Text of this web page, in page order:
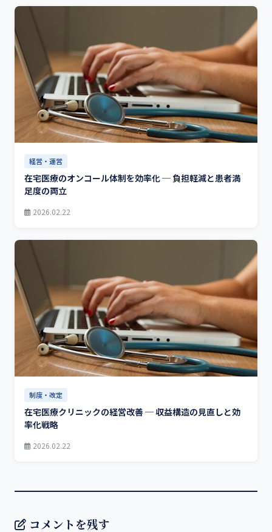
経営・運営
在宅医療のオンコール体制を効率化 ─ 負担軽減と患者満
足度の両立
2026.02.22
制度・改定
在宅医療クリニックの経営改善 ─ 収益構造の見直しと効
率化戦略
2026.02.22
コメントを残す